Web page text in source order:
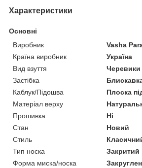
Характеристики
Основні
Виробник
Vasha
Країна виробник
Україна
Вид взуття
Черевики
Застібка
Каблук/Підошва
Плоска
Матеріал верху
Прошивка
Ні
Стан
Новий
Стиль
Тип носка
Закритий
Форма миска/носка